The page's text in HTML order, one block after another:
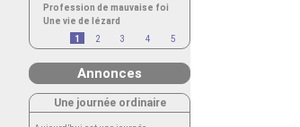
Profession de mauvaise foi
Une vie de lézard
1
2 3 4 5
Annonces
Une journée ordinaire